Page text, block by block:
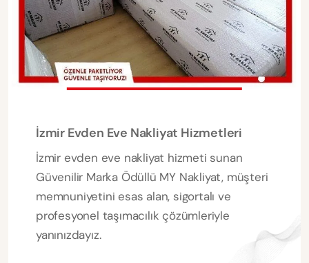
İzmir Evden Eve Nakliyat Hizmetleri
İzmir evden eve nakliyat hizmeti sunan
Güvenilir Marka Ödüllü MY Nakliyat, müşteri
memnuniyetini esas alan, sigortalı ve
profesyonel taşımacılık çözümleriyle
yanınızdayız.